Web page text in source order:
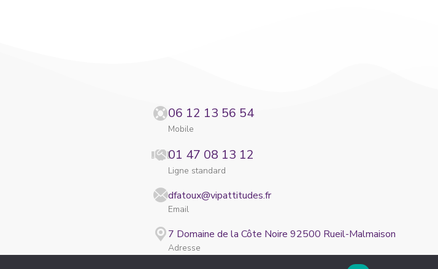
06 12 13 56 54
Mobile
01 47 08 13 12
Ligne standard
dfatoux@vipattitudes.fr
Email
7 Domaine de la Côte Noire 92500 Rueil-Malmaison
Adresse